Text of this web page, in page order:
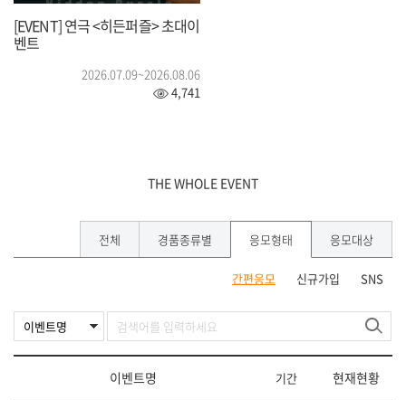
[EVENT] 연극 <히든퍼즐> 초대이
벤트
2026.07.09~2026.08.06
4,741
THE WHOLE EVENT
전체 경품종류별 응모형태 응모대상
간편응모 신규가입 SNS
이벤트명 기간 현재현황